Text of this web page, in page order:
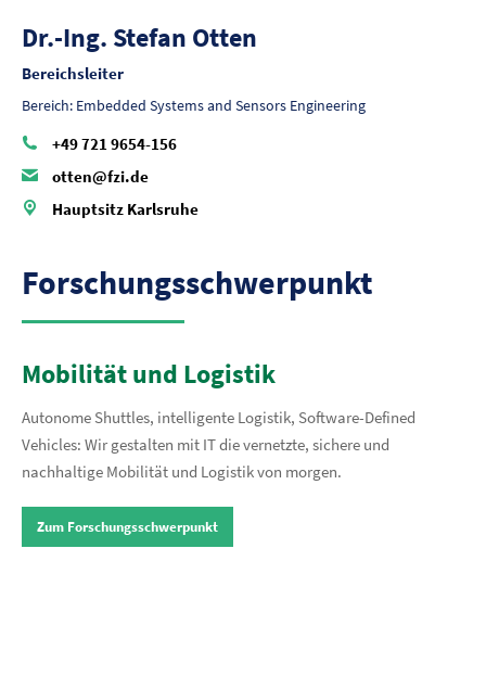
Dr.-Ing. Stefan Otten
Bereichsleiter
Bereich: Embedded Systems and Sensors Engineering
+49 721 9654-156
otten@fzi.de
Hauptsitz Karlsruhe
Forschungsschwerpunkt
Mobilität und Logistik
Autonome Shuttles, intelligente Logistik, Software-Defined
Vehicles: Wir gestalten mit IT die vernetzte, sichere und
nachhaltige Mobilität und Logistik von morgen.
Zum Forschungsschwerpunkt